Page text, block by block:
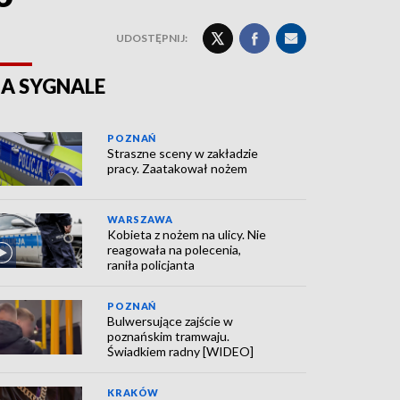
UDOSTĘPNIJ:
SYGNALE
POZNAŃ
Straszne sceny w zakładzie
pracy. Zaatakował nożem
WARSZAWA
Kobieta z nożem na ulicy. Nie
reagowała na polecenia,
raniła policjanta
POZNAŃ
Bulwersujące zajście w
poznańskim tramwaju.
Świadkiem radny [WIDEO]
KRAKÓW